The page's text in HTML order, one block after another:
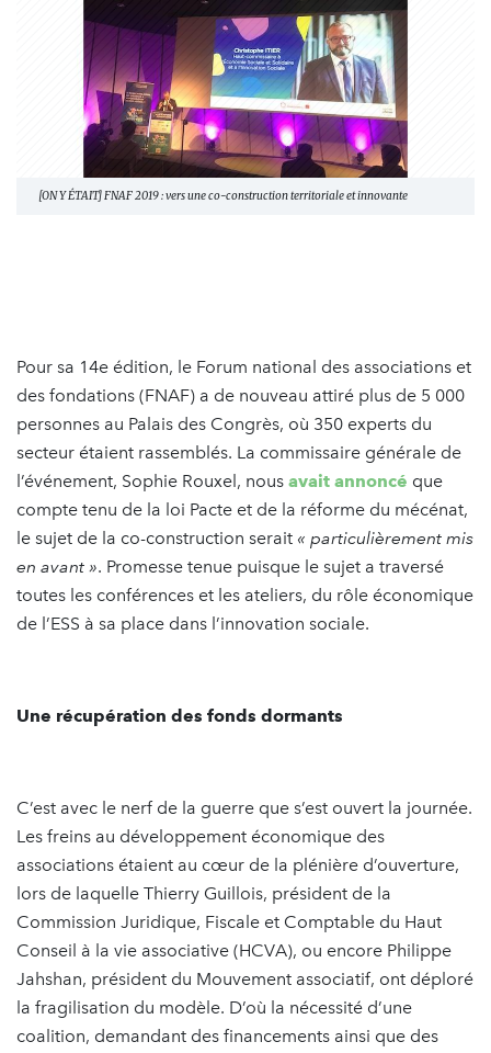
[ON Y ÉTAIT] FNAF 2019 : vers une co-construction territoriale et innovante
Pour sa 14e édition, le Forum national des associations et
des fondations (FNAF) a de nouveau attiré plus de 5 000
personnes au Palais des Congrès, où 350 experts du
secteur étaient rassemblés. La commissaire générale de
l’événement, Sophie Rouxel, nous avait annoncé que
compte tenu de la loi Pacte et de la réforme du mécénat,
le sujet de la co-construction serait « particulièrement mis
en avant ». Promesse tenue puisque le sujet a traversé
toutes les conférences et les ateliers, du rôle économique
de l’ESS à sa place dans l’innovation sociale.
Une récupération des fonds dormants
C’est avec le nerf de la guerre que s’est ouvert la journée.
Les freins au développement économique des
associations étaient au cœur de la plénière d’ouverture,
lors de laquelle Thierry Guillois, président de la
Commission Juridique, Fiscale et Comptable du Haut
Conseil à la vie associative (HCVA), ou encore Philippe
Jahshan, président du Mouvement associatif, ont déploré
la fragilisation du modèle. D’où la nécessité d’une
coalition, demandant des financements ainsi que des